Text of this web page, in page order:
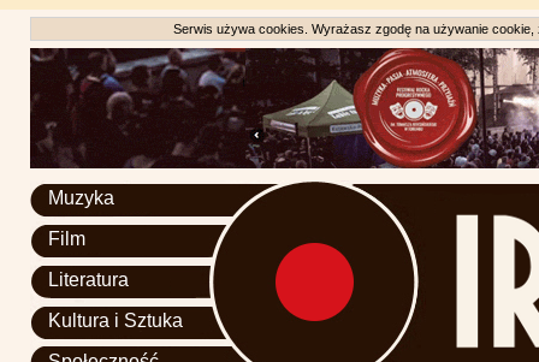
Serwis używa cookies. Wyrażasz zgodę na używanie
Muzyka
Film
Literatura
Kultura i Sztuka